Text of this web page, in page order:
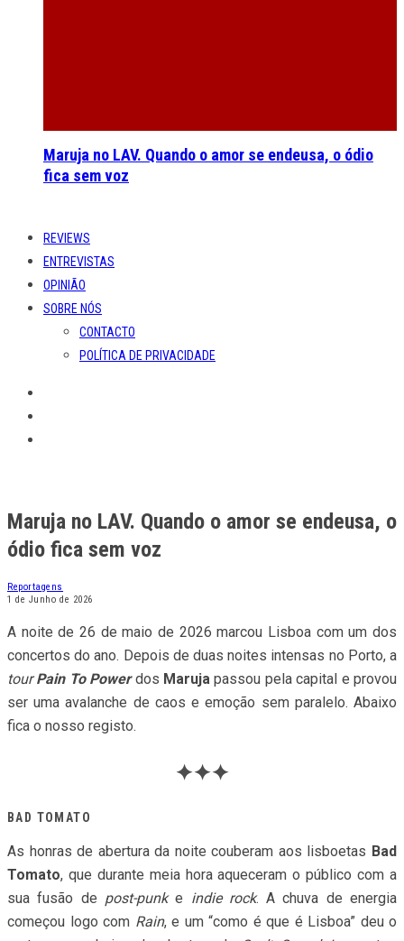
Maruja no LAV. Quando o amor se endeusa, o ódio
fica sem voz
REVIEWS
ENTREVISTAS
OPINIÃO
SOBRE NÓS
CONTACTO
POLÍTICA DE PRIVACIDADE
Maruja no LAV. Quando o amor se endeusa, o
ódio fica sem voz
Reportagens
1 de Junho de 2026
A noite de 26 de maio de 2026 marcou Lisboa com um dos
concertos do ano. Depois de duas noites intensas no Porto, a
tour Pain To Powerdos Maruja passou pela capital e provou
ser uma avalanche de caos e emoção sem paralelo. Abaixo
fica o nosso registo.
✦✦✦
BAD TOMATO
As honras de abertura da noite couberam aos lisboetas Bad
Tomato, que durante meia hora aqueceram o público com a
sua fusão de post-punke indie rock. A chuva de energia
começou logo com Rain, e um “como é que é Lisboa” deu o